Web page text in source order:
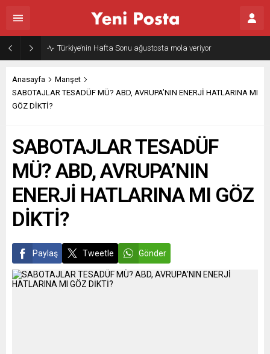
Gazze’nin geleceği: Teknokratik kontrol mü, kolonializm mi?
Anasayfa
Manşet
SABOTAJLAR TESADÜF MÜ? ABD, AVRUPA’NIN ENERJİ HATLARINA MI
GÖZ DİKTİ?
SABOTAJLAR TESADÜF
MÜ? ABD, AVRUPA’NIN
ENERJİ HATLARINA MI GÖZ
DİKTİ?
Paylaş Tweetle Gönder